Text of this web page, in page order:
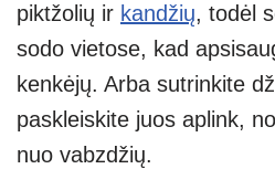
piktžolių ir kandžių, todėl
sodo vietose, kad
kenkėjų. Arba sutrinkite
paskleiskite juos aplink,
nuo vabzdžių.